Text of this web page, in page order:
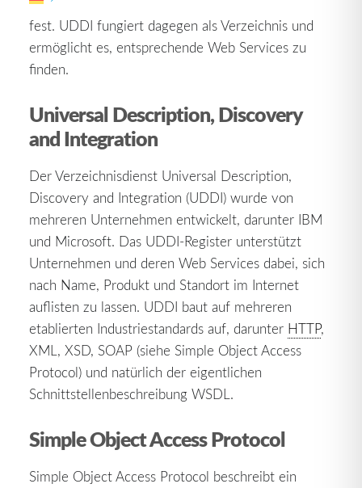
fest. UDDI fungiert dagegen als Verzeichnis und
ermöglicht es, entsprechende Web Services zu
finden.
Universal Description, Discovery
and Integration
Der Verzeichnisdienst Universal Description,
Discovery and Integration (UDDI) wurde von
mehreren Unternehmen entwickelt, darunter IBM
und Microsoft. Das UDDI-Register unterstützt
Unternehmen und deren Web Services dabei, sich
nach Name, Produkt und Standort im Internet
auflisten zu lassen. UDDI baut auf mehreren
etablierten Industriestandards auf, darunter HTTP,
XML, XSD, SOAP (siehe Simple Object Access
Protocol) und natürlich der eigentlichen
Schnittstellenbeschreibung WSDL.
Simple Object Access Protocol
Simple Object Access Protocol beschreibt ein